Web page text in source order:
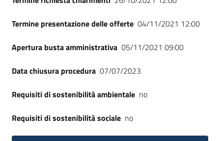
Termine presentazione delle offerte 04/11/2021 12:00
Apertura busta amministrativa 05/11/2021 09:00
Data chiusura procedura 07/07/2023
Requisiti di sostenibilità ambientale no
Requisiti di sostenibilità sociale no